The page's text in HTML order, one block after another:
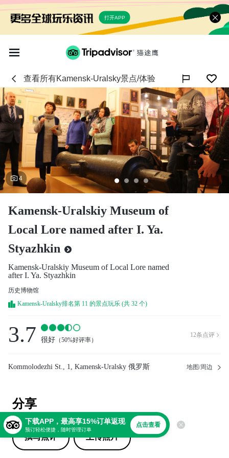
打开APP
查看所有Kamensk-Uralsky景点/体验
 4
Kamensk-Uralskiy Museum of
Local Lore named after I. Ya.
Styazhkin
Kamensk-Uralskiy Museum of Local Lore named
after I. Ya. Styazhkin
历史博物馆
Kamensk-Uralsky排名第 11 的景点玩乐 (共 32 个)
3.7 很好 （50%好评率）
12条点评 
Kommolodezhi St., 1, Kamensk-Uralsky 俄罗斯 地图/周边
分享
撰写点评 上传照片
下载APP，最高享15%订单返现
预订轻松便捷，随时管理订单
点击查看